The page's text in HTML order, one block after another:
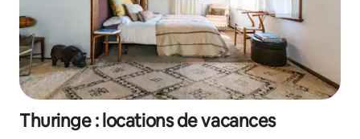
Thuringe : locations de vacances